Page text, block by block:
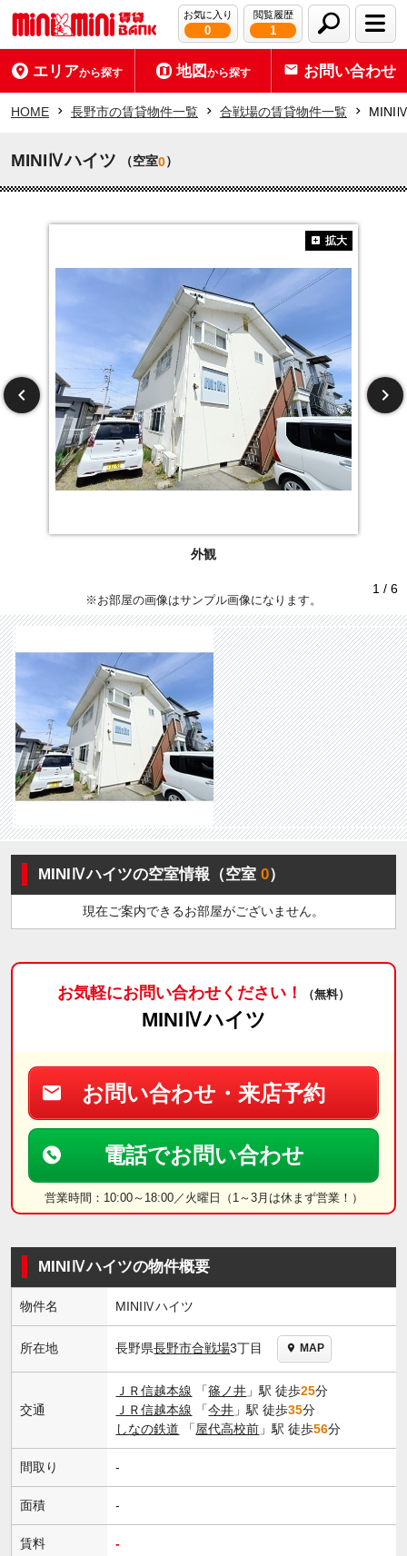
お気に入り
0
閲覧履歴
1
エリアから探す 地図から探す お問い合わせ
HOME 長野市の賃貸物件一覧 合戦場の賃貸物件一覧
MINIⅣハイツ （空室0）
外観
拡大
1 / 6
※お部屋の画像はサンプル画像になります。
MINIⅣハイツの空室情報（空室0）
現在ご案内できるお部屋がございません。
お気軽にお問い合わせください！ （無料）
MINIⅣハイツ
お問い合わせ・来店予約
電話でお問い合わせ
営業時間：10:00～18:00／火曜日（1～3月は休まず営業！）
MINIⅣハイツの物件概要
物件名 MINIⅣハイツ
所在地 長野県長野市合戦場3丁目 MAP
交通
ＪＲ信越本線 「篠ノ井 」駅 徒歩25分
ＪＲ信越本線 「今井 」駅 徒歩35分
しなの鉄道 「屋代高校前 」駅 徒歩56分
間取り -
面積 -
賃料 -